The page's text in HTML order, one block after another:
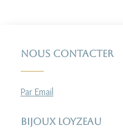
Nous contacter
Par Email
Bijoux Loyzeau